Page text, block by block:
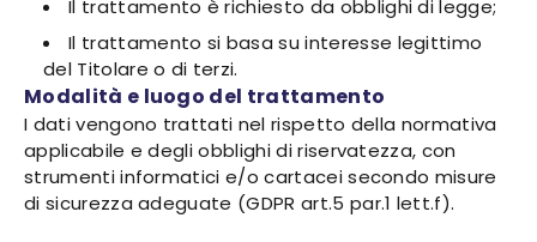
Il trattamento è richiesto da obblighi di legge;
Il trattamento si basa su interesse legittimo
del Titolare o di terzi.
Modalità e luogo del trattamento
I dati vengono trattati nel rispetto della normativa
applicabile e degli obblighi di riservatezza, con
strumenti informatici e/o cartacei secondo misure
di sicurezza adeguate (GDPR art.5 par.1 lett.f).